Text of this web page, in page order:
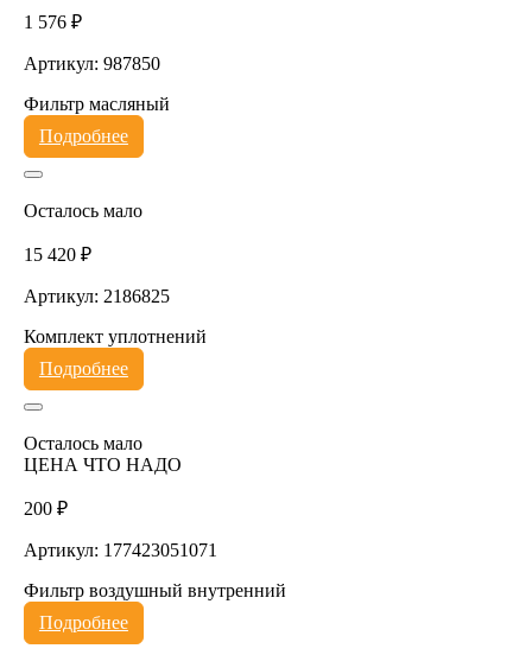
1 576 ₽
Артикул: 987850
Фильтр масляный
Подробнее
Осталось мало
15 420 ₽
Артикул: 2186825
Комплект уплотнений
Подробнее
Осталось мало
ЦЕНА ЧТО НАДО
200 ₽
Артикул: 177423051071
Фильтр воздушный внутренний
Подробнее